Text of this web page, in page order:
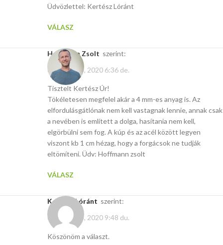
Üdvözlettel: Kertész Lóránt
VÁLASZ
Hoffmann Zsolt szerint:
december 5, 2020 6:36 de.
Tisztelt Kertész Úr!
Tökéletesen megfelel akár a 4 mm-es anyag is. Az
elfordulásgátlónak nem kell vastagnak lennie, annak csak
a nevében is említett a dolga, hasítania nem kell,
elgörbülni sem fog. A kúp és az acél között legyen
viszont kb 1 cm hézag, hogy a forgácsok ne tudják
eltömíteni. Üdv: Hoffmann zsolt
VÁLASZ
Kertész Lóránt szerint:
december 5, 2020 9:48 du.
Köszönöm a választ.